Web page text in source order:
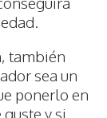
también
sea un
ponerlo en
y si